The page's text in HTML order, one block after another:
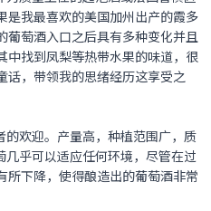
是我最喜欢的美国加州出产的霞多
葡萄酒入口之后具有多种变化并且
中找到凤梨等热带水果的味道，很
话，带领我的思绪经历这享受之
欢迎。产量高，种植范围广，质
乎可以适应任何环境，尽管在过
所下降，使得酿造出的葡萄酒非常